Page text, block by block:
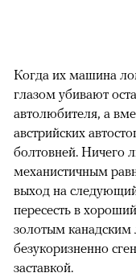
Когда их машина
глазом убивают
автолюбителя, а
австрийских
болтовней. Ничего
механистичным
выход на
пересесть в
золотым канадским
безукоризненно
заставкой.